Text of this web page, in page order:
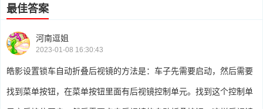
最佳答案
河南逗姐
2023-01-08 16:30:43
皓影设置锁车自动折叠后视镜的方法是：车子先需要启动，然后需要
找到菜单按钮，在菜单按钮里面有后视镜控制单元。找到这个控制单